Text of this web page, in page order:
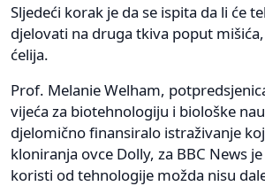
Sljedeći korak je da se ispita da li će
djelovati na druga tkiva poput
ćelija.
Prof. Melanie Welham,
vijeća za biotehnologiju i biološke
djelomično finansiralo istraživanje
kloniranja ovce Dolly, za BBC News
koristi od tehnologije možda nisu